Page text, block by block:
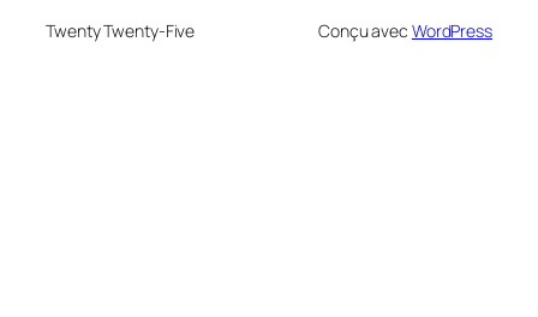
Twenty Twenty-Five Conçu avec WordPress